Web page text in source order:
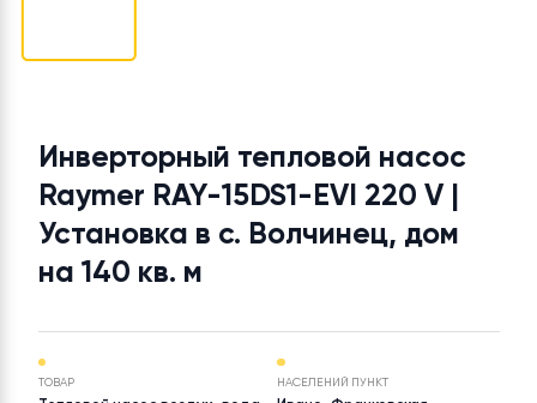
Инверторный тепловой насос
Raymer RAY-15DS1-EVI 220 V |
Установка в с. Волчинец, дом
на 140 кв. м